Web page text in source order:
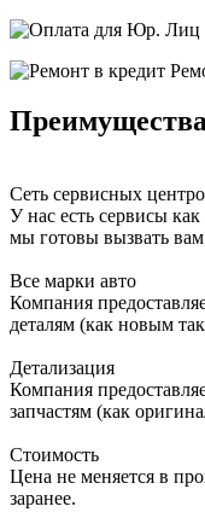
Сеть сервисных
У нас есть сервисы
мы готовы вызвать вам
Все марки авто
Компания
деталям (как новым
Детализация
Компания
запчастям (как
Стоимость
Цена не меняется в
заранее.